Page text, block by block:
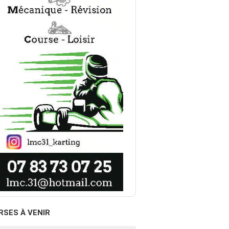
À VENIR